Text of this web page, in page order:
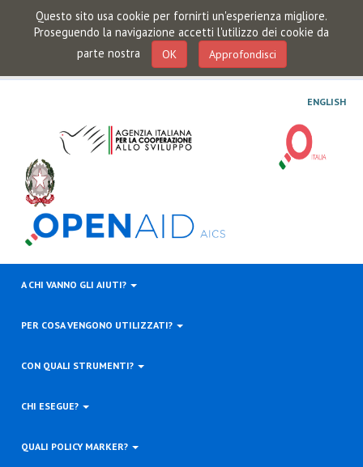
Questo sito usa cookie per fornirti un'esperienza migliore.
Proseguendo la navigazione accetti l'utilizzo dei cookie da
parte nostra
OK Approfondisci
ENGLISH
A CHI VANNO GLI AIUTI?
PER COSA VENGONO UTILIZZATI?
CON QUALI STRUMENTI?
CHI ESEGUE?
QUALI POLICY MARKER?